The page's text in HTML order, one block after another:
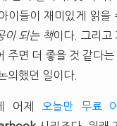
이들이 재미있게 읽
이 되는 책이다. 그리고
주면 더 좋을 것 같다
의했던 일이다.
어제 오늘만 무료